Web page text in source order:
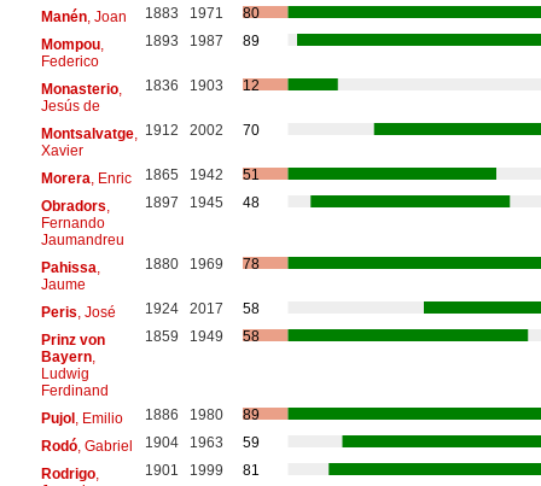
Manén, Joan 1883 1971
80
Mompou,
Federico
1893 1987 89
Monasterio,
Jesús de
1836 1903 12
Montsalvatge,
Xavier
1912 2002 70
Morera , Enric 1865 1942
51
Obradors
Fernando
Jaumandreu
1897 1945 48
Pahissa
Jaume
1880 1969 78
Peris , José 1924 2017
58
Prinz von
Bayern,
Ludwig
Ferdinand
1859 1949 58
Pujol, Emilio 1886 1980
89
Rodó, Gabriel 1904 1963
59
Rodrigo,
1901 1999 81